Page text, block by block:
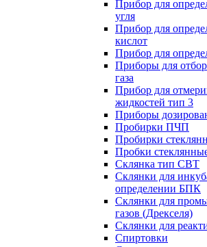
Прибор для
угля
Прибор для
кислот
Прибор для
Приборы для
газа
Прибор для
жидкостей тип 3
Приборы
Пробирки ПЧП
Пробирки
Пробки
Склянка тип СВТ
Склянки для
определении БПК
Склянки для
газов (Дрекселя)
Склянки для
Спиртовки